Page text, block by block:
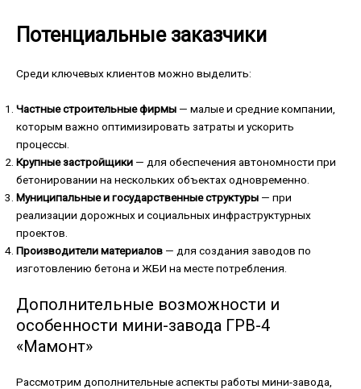
Потенциальные заказчики
Среди ключевых клиентов можно выделить:
Частные строительные фирмы — малые и средние компании,
которым важно оптимизировать затраты и ускорить
процессы.
Крупные застройщики — для обеспечения автономности при
бетонировании на нескольких объектах одновременно.
Муниципальные и государственные структуры — при
реализации дорожных и социальных инфраструктурных
проектов.
Производители материалов — для создания заводов по
изготовлению бетона и ЖБИ на месте потребления.
Дополнительные возможности и
особенности мини-завода ГРВ-4
«Мамонт»
Рассмотрим дополнительные аспекты работы мини-завода,